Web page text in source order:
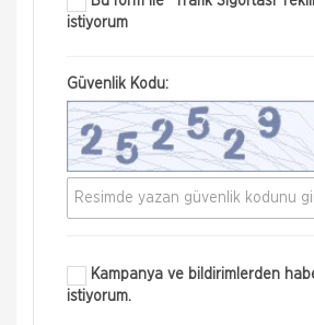
istiyorum
Güvenlik Kodu:
Kampanya ve bildirimlerden
istiyorum.
Kasko Sigortası
Akkasko Aksigorta Akkasko çarpışmadan